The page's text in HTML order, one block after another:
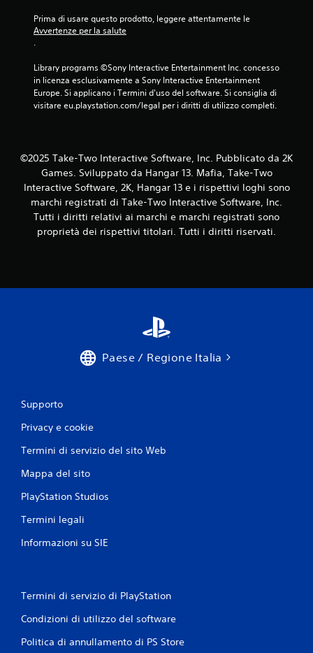
Prima di usare questo prodotto, leggere attentamente le
Avvertenze per la salute
.
Library programs ©Sony Interactive Entertainment Inc. concesso
in licenza esclusivamente a Sony Interactive Entertainment
Europe. Si applicano i Termini d'uso del software. Si consiglia di
visitare eu.playstation.com/legal per i diritti di utilizzo completi.
©2025 Take-Two Interactive Software, Inc. Pubblicato da 2K
Games. Sviluppato da Hangar 13. Mafia, Take-Two
Interactive Software, 2K, Hangar 13 e i rispettivi loghi sono
marchi registrati di Take-Two Interactive Software, Inc.
Tutti i diritti relativi ai marchi e marchi registrati sono
proprietà dei rispettivi titolari. Tutti i diritti riservati.
Paese / Regione Italia
Supporto
Privacy e cookie
Termini di servizio del sito Web
Mappa del sito
PlayStation Studios
Termini legali
Informazioni su SIE
Termini di servizio di PlayStation
Condizioni di utilizzo del software
Politica di annullamento di PS Store